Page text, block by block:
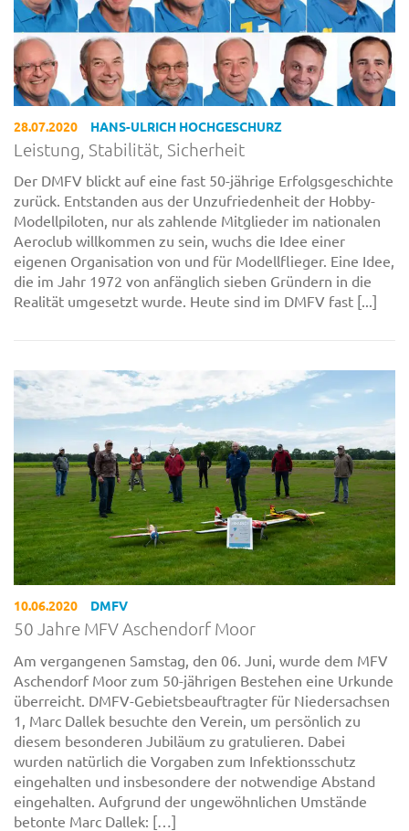
28.07.2020 HANS-ULRICH HOCHGESCHURZ
Leistung, Stabilität, Sicherheit
Der DMFV blickt auf eine fast 50-jährige Erfolgsgeschichte
zurück. Entstanden aus der Unzufriedenheit der Hobby-
Modellpiloten, nur als zahlende Mitglieder im nationalen
Aeroclub willkommen zu sein, wuchs die Idee einer
eigenen Organisation von und für Modellflieger. Eine Idee,
die im Jahr 1972 von anfänglich sieben Gründern in die
Realität umgesetzt wurde. Heute sind im DMFV fast [...]
10.06.2020 DMFV
50 Jahre MFV Aschendorf Moor
Am vergangenen Samstag, den 06. Juni, wurde dem MFV
Aschendorf Moor zum 50-jährigen Bestehen eine Urkunde
überreicht. DMFV-Gebietsbeauftragter für Niedersachsen
1, Marc Dallek besuchte den Verein, um persönlich zu
diesem besonderen Jubiläum zu gratulieren. Dabei
wurden natürlich die Vorgaben zum Infektionsschutz
eingehalten und insbesondere der notwendige Abstand
eingehalten. Aufgrund der ungewöhnlichen Umstände
betonte Marc Dallek: […]